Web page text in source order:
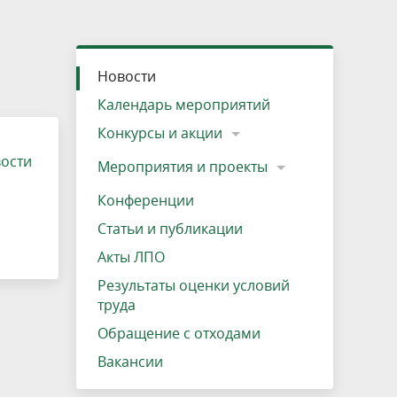
Озеро Плещеево
Вакансии
Экологические тропы и туристские
маршруты
Прокат велосипедов
Адрес, телефон, схема проезда
Результаты оценки условий труда
Интерактивная карта
Кадастр объектов животного мира, не
отнесенных к объектам охоты
Новости
Календарь мероприятий
Конкурсы и акции
Мероприятия и проекты
Конференции
Статьи и публикации
Акты ЛПО
Результаты оценки условий
труда
Обращение с отходами
Вакансии